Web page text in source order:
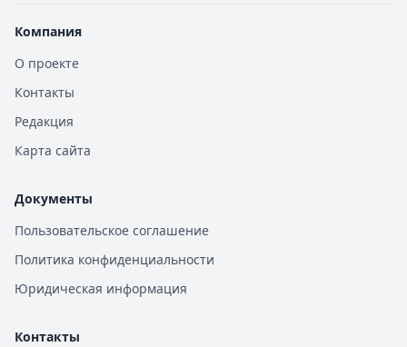
Компания
О проекте
Контакты
Редакция
Карта сайта
Документы
Пользовательское соглашение
Политика конфиденциальности
Юридическая информация
Контакты